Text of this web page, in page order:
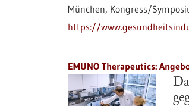
München, Kongress/
https://
EMUNO Therapeutics: